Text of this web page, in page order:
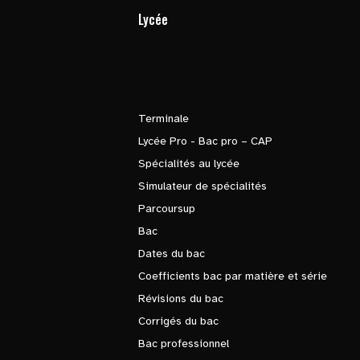
Lycée
Terminale
Lycée Pro - Bac pro – CAP
Spécialités au lycée
Simulateur de spécialités
Parcoursup
Bac
Dates du bac
Coefficients bac par matière et série
Révisions du bac
Corrigés du bac
Bac professionnel